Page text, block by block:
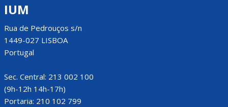
IUM
Rua de Pedrouços s/n
1449-027 LISBOA
Portugal
Sec. Central: 213 002 100
(9h-12h 14h-17h)
Portaria: 210 102 799